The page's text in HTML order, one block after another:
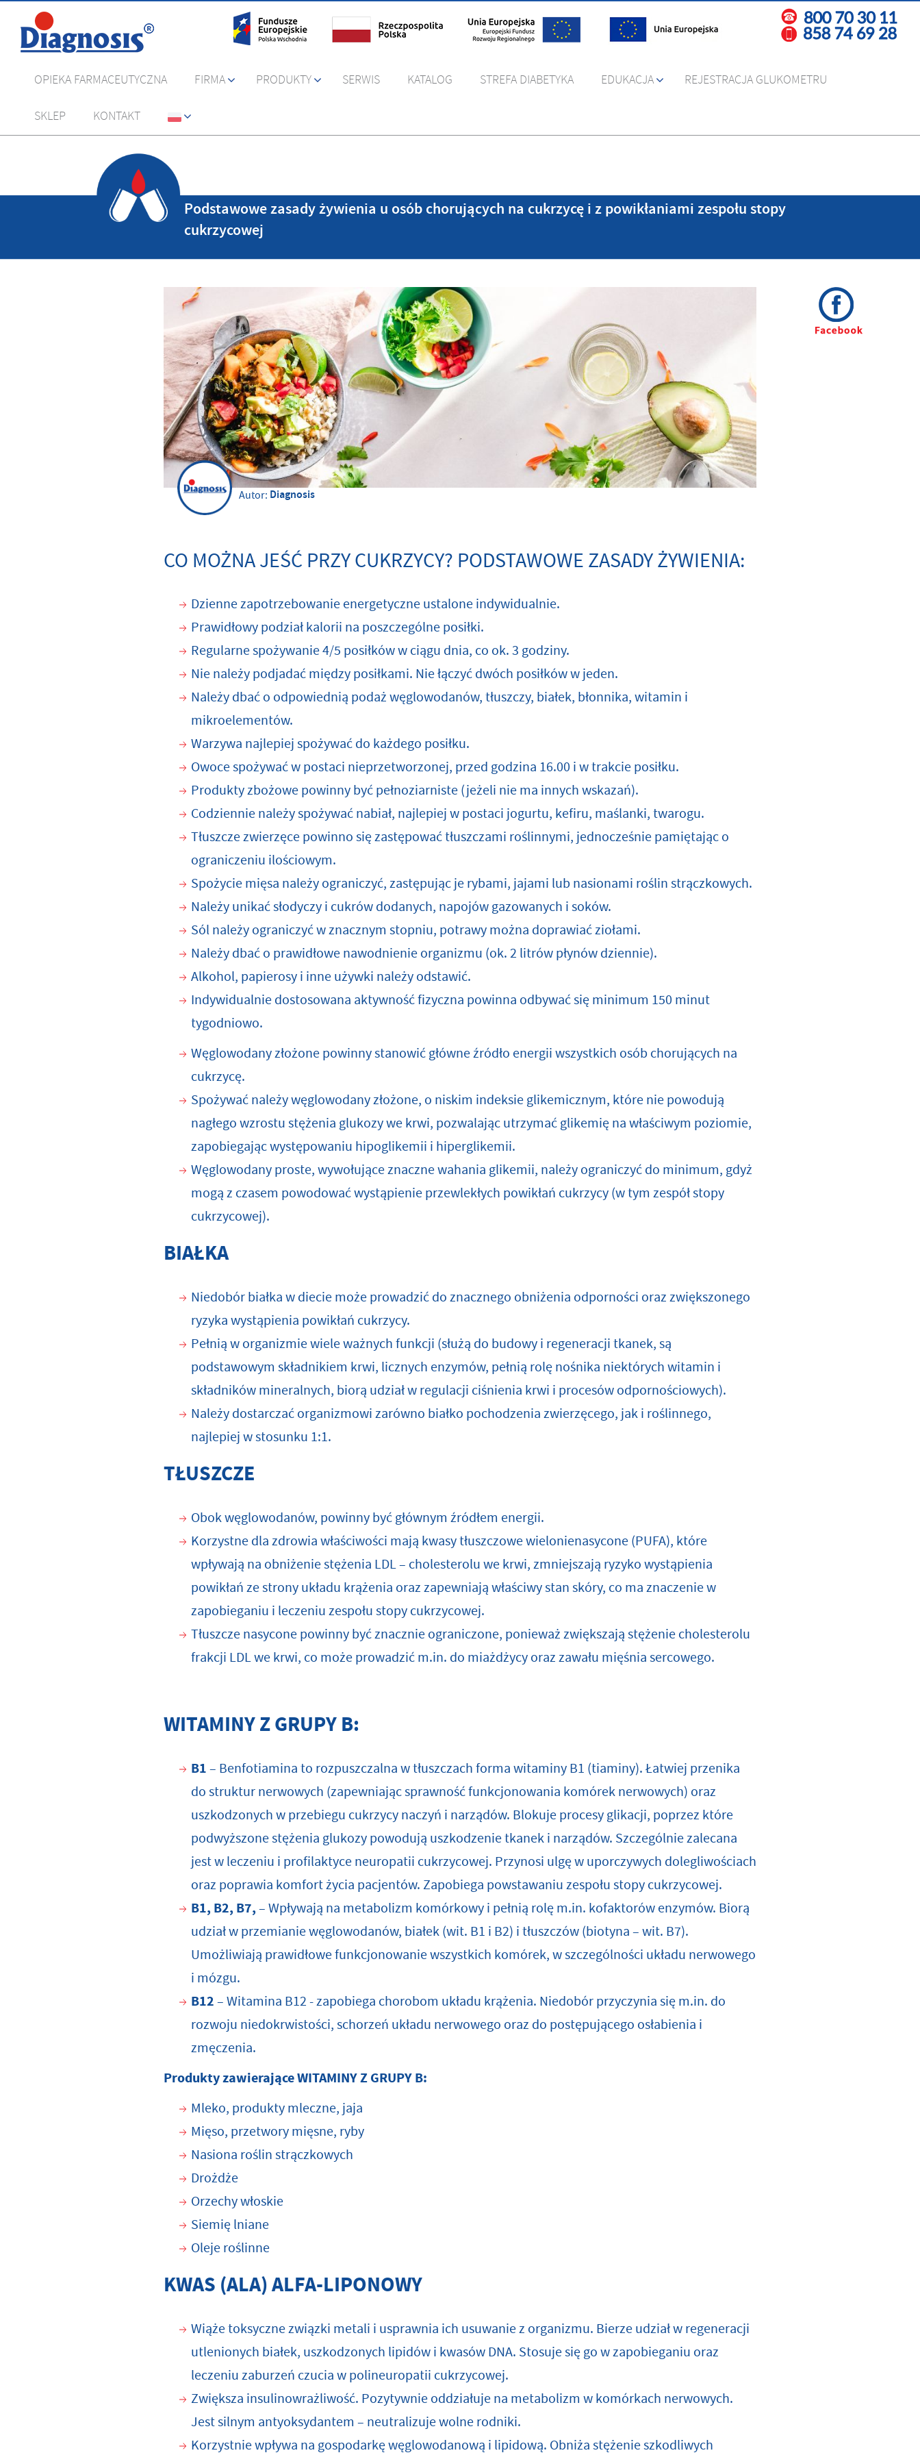
OPIEKA FARMACEUTYCZNA FIRMA PRODUKTY SERWIS KATALOG STREFA DIABETYKA EDUKACJA REJESTRACJA GLUKOMETRU
SKLEP KONTAKT
Podstawowe zasady żywienia u osób chorujących na cukrzycę i z powikłaniami zespołu stopy
cukrzycowej
Autor: Diagnosis
CO MOŻNA JEŚĆ PRZY CUKRZYCY? PODSTAWOWE ZASADY ŻYWIENIA:
Dzienne zapotrzebowanie energetyczne ustalone indywidualnie.
Prawidłowy podział kalorii na poszczególne posiłki.
Regularne spożywanie 4/5 posiłków w ciągu dnia, co ok. 3 godziny.
Nie należy podjadać między posiłkami. Nie łączyć dwóch posiłków w jeden.
Należy dbać o odpowiednią podaż węglowodanów, tłuszczy, białek, błonnika, witamin i
mikroelementów.
Warzywa najlepiej spożywać do każdego posiłku.
Owoce spożywać w postaci nieprzetworzonej, przed godzina 16.00 i w trakcie posiłku.
Produkty zbożowe powinny być pełnoziarniste (jeżeli nie ma innych wskazań).
Codziennie należy spożywać nabiał, najlepiej w postaci jogurtu, kefiru, maślanki, twarogu.
Tłuszcze zwierzęce powinno się zastępować tłuszczami roślinnymi, jednocześnie pamiętając o
ograniczeniu ilościowym.
Spożycie mięsa należy ograniczyć, zastępując je rybami, jajami lub nasionami roślin strączkowych.
Należy unikać słodyczy i cukrów dodanych, napojów gazowanych i soków.
Sól należy ograniczyć w znacznym stopniu, potrawy można doprawiać ziołami.
Należy dbać o prawidłowe nawodnienie organizmu (ok. 2 litrów płynów dziennie).
Alkohol, papierosy i inne używki należy odstawić.
Indywidualnie dostosowana aktywność fizyczna powinna odbywać się minimum 150 minut
tygodniowo.
Węglowodany złożone powinny stanowić główne źródło energii wszystkich osób chorujących na
cukrzycę.
Spożywać należy węglowodany złożone, o niskim indeksie glikemicznym, które nie powodują
nagłego wzrostu stężenia glukozy we krwi, pozwalając utrzymać glikemię na właściwym poziomie,
zapobiegając występowaniu hipoglikemii i hiperglikemii.
Węglowodany proste, wywołujące znaczne wahania glikemii, należy ograniczyć do minimum, gdyż
mogą z czasem powodować wystąpienie przewlekłych powikłań cukrzycy (w tym zespół stopy
cukrzycowej).
BIAŁKA
Niedobór białka w diecie może prowadzić do znacznego obniżenia odporności oraz zwiększonego
ryzyka wystąpienia powikłań cukrzycy.
Pełnią w organizmie wiele ważnych funkcji (służą do budowy i regeneracji tkanek, są
podstawowym składnikiem krwi, licznych enzymów, pełnią rolę nośnika niektórych witamin i
składników mineralnych, biorą udział w regulacji ciśnienia krwi i procesów odpornościowych).
Należy dostarczać organizmowi zarówno białko pochodzenia zwierzęcego, jak i roślinnego,
najlepiej w stosunku 1:1.
TŁUSZCZE
Obok węglowodanów, powinny być głównym źródłem energii.
Korzystne dla zdrowia właściwości mają kwasy tłuszczowe wielonienasycone (PUFA), które
wpływają na obniżenie stężenia LDL – cholesterolu we krwi, zmniejszają ryzyko wystąpienia
powikłań ze strony układu krążenia oraz zapewniają właściwy stan skóry, co ma znaczenie w
zapobieganiu i leczeniu zespołu stopy cukrzycowej.
Tłuszcze nasycone powinny być znacznie ograniczone, ponieważ zwiększają stężenie cholesterolu
frakcji LDL we krwi, co może prowadzić m.in. do miażdżycy oraz zawału mięśnia sercowego.
WITAMINY Z GRUPY B:
B1– Benfotiamina to rozpuszczalna w tłuszczach forma witaminy B1 (tiaminy). Łatwiej przenika
do struktur nerwowych (zapewniając sprawność funkcjonowania komórek nerwowych) oraz
uszkodzonych w przebiegu cukrzycy naczyń i narządów. Blokuje procesy glikacji, poprzez które
podwyższone stężenia glukozy powodują uszkodzenie tkanek i narządów. Szczególnie zalecana
jest w leczeniu i profilaktyce neuropatii cukrzycowej. Przynosi ulgę w uporczywych dolegliwościach
oraz poprawia komfort życia pacjentów. Zapobiega powstawaniu zespołu stopy cukrzycowej.
B1, B2, B7,– Wpływają na metabolizm komórkowy i pełnią rolę m.in. kofaktorów enzymów. Biorą
udział w przemianie węglowodanów, białek (wit. B1 i B2) i tłuszczów (biotyna – wit. B7).
Umożliwiają prawidłowe funkcjonowanie wszystkich komórek, w szczególności układu nerwowego
i mózgu.
B12– Witamina B12 - zapobiega chorobom układu krążenia. Niedobór przyczynia się m.in. do
rozwoju niedokrwistości, schorzeń układu nerwowego oraz do postępującego osłabienia i
zmęczenia.
Produkty zawierające WITAMINY Z GRUPY B:
Mleko, produkty mleczne, jaja
Mięso, przetwory mięsne, ryby
Nasiona roślin strączkowych
Drożdże
Orzechy włoskie
Siemię lniane
Oleje roślinne
KWAS (ALA) ALFA-LIPONOWY
Wiąże toksyczne związki metali i usprawnia ich usuwanie z organizmu. Bierze udział w regeneracji
utlenionych białek, uszkodzonych lipidów i kwasów DNA. Stosuje się go w zapobieganiu oraz
leczeniu zaburzeń czucia w polineuropatii cukrzycowej.
Zwiększa insulinowrażliwość. Pozytywnie oddziałuje na metabolizm w komórkach nerwowych.
Jest silnym antyoksydantem – neutralizuje wolne rodniki.
Korzystnie wpływa na gospodarkę węglowodanową i lipidową. Obniża stężenie szkodliwych